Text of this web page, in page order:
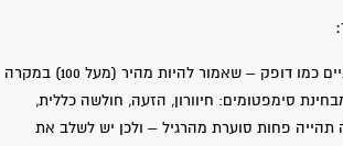
מדדים: בנוסף לאנמנזה יש לנו אפשרות להעריך מצב הלם באמצעות סימנים חיוניים כמו דופק – שאמור להיות מהיר (מעל 100) במקרה
התקין (90/60) ולעיתים נמוך מכך. מבחינת סימפטומים: חיוורון, הזעה, חולשה כללית,
תהייה פחות סוערת מהרגיל – ולכן יש לשלב את